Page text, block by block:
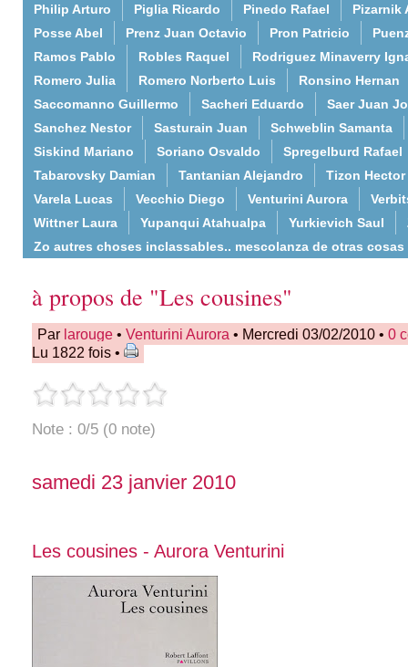
Philip Arturo
Piglia Ricardo Pinedo Rafael
Pizarnik
Posse Abel
Prenz Juan Octavio Pron Patricio
Ramos Pablo
Robles Raquel
Rodriguez Minaverry
Romero Julia
Romero Norberto Luis
Ronsino Hernan
Saccomanno Guillermo
Sacheri Eduardo
Saer Juan
Sanchez Nestor
Sasturain Juan
Schweblin Samanta
Siskind Mariano
Soriano Osvaldo
Spregelburd Rafael
Tabarovsky Damian
Tantanian Alejandro
Tizon Hector
Varela Lucas
Vecchio Diego Venturini Aurora
Wittner Laura
Yupanqui Atahualpa Yurkievich Saul
Zo autres choses inclassables.. mescolanza de otras cosas
à propos de "Les cousines"
Par larouge • Venturini Aurora • Mercredi 03/02/2010 • 0
Lu 1822 fois •
Note : 0/5 (0 note)
samedi 23 janvier 2010
Les cousines - Aurora Venturini